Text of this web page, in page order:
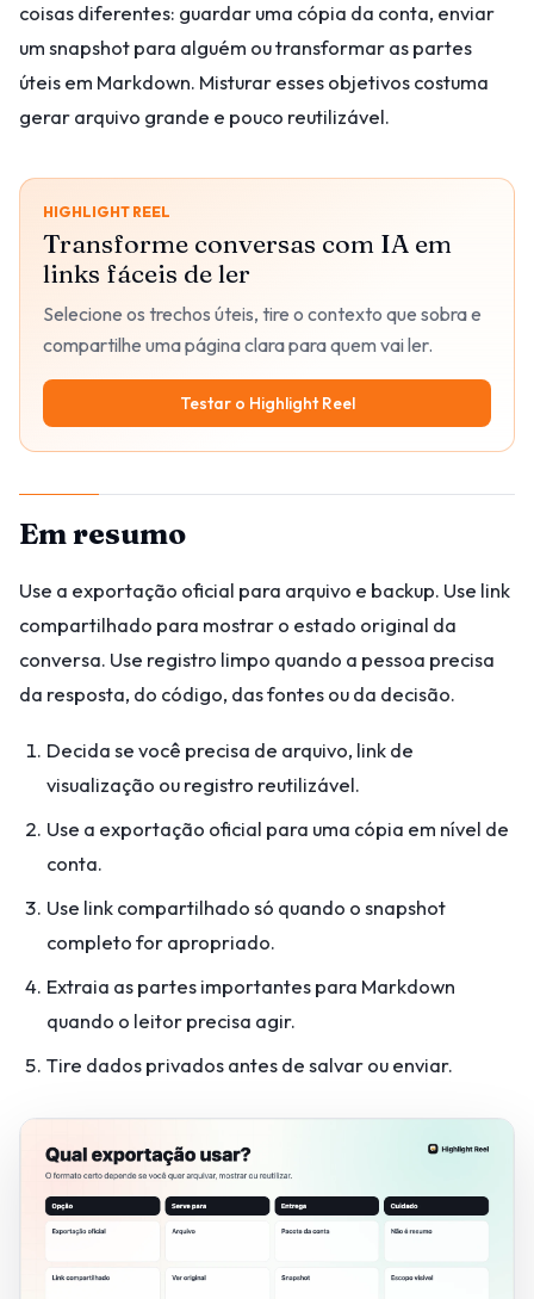
coisas diferentes: guardar uma cópia da conta, enviar
um snapshot para alguém ou transformar as partes
úteis em Markdown. Misturar esses objetivos costuma
gerar arquivo grande e pouco reutilizável.
HIGHLIGHT REEL
Transforme conversas com IA em
links fáceis de ler
Selecione os trechos úteis, tire o contexto que sobra e
compartilhe uma página clara para quem vai ler.
Testar o Highlight Reel
Em resumo
Use a exportação oficial para arquivo e backup. Use link
compartilhado para mostrar o estado original da
conversa. Use registro limpo quando a pessoa precisa
da resposta, do código, das fontes ou da decisão.
Decida se você precisa de arquivo, link de
visualização ou registro reutilizável.
Use a exportação oficial para uma cópia em nível de
conta.
Use link compartilhado só quando o snapshot
completo for apropriado.
Extraia as partes importantes para Markdown
quando o leitor precisa agir.
Tire dados privados antes de salvar ou enviar.